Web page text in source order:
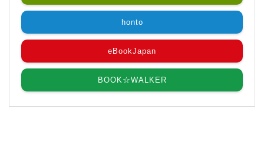
honto
eBookJapan
BOOK☆WALKER